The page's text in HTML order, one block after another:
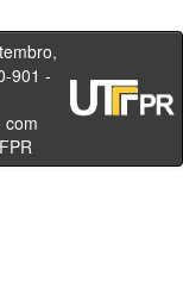
901 -
com